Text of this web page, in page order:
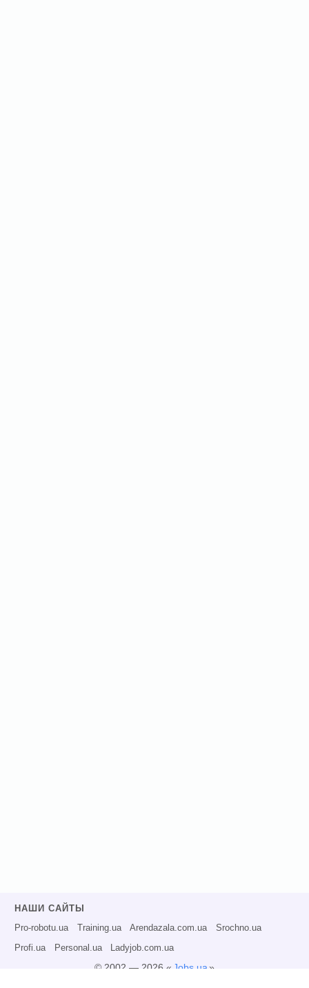
НАШИ САЙТЫ
Pro-robotu.ua Training.ua Arendazala.com.ua Srochno.ua
Profi.ua Personal.ua Ladyjob.com.ua
© 2002 — 2026 « Jobs.ua»